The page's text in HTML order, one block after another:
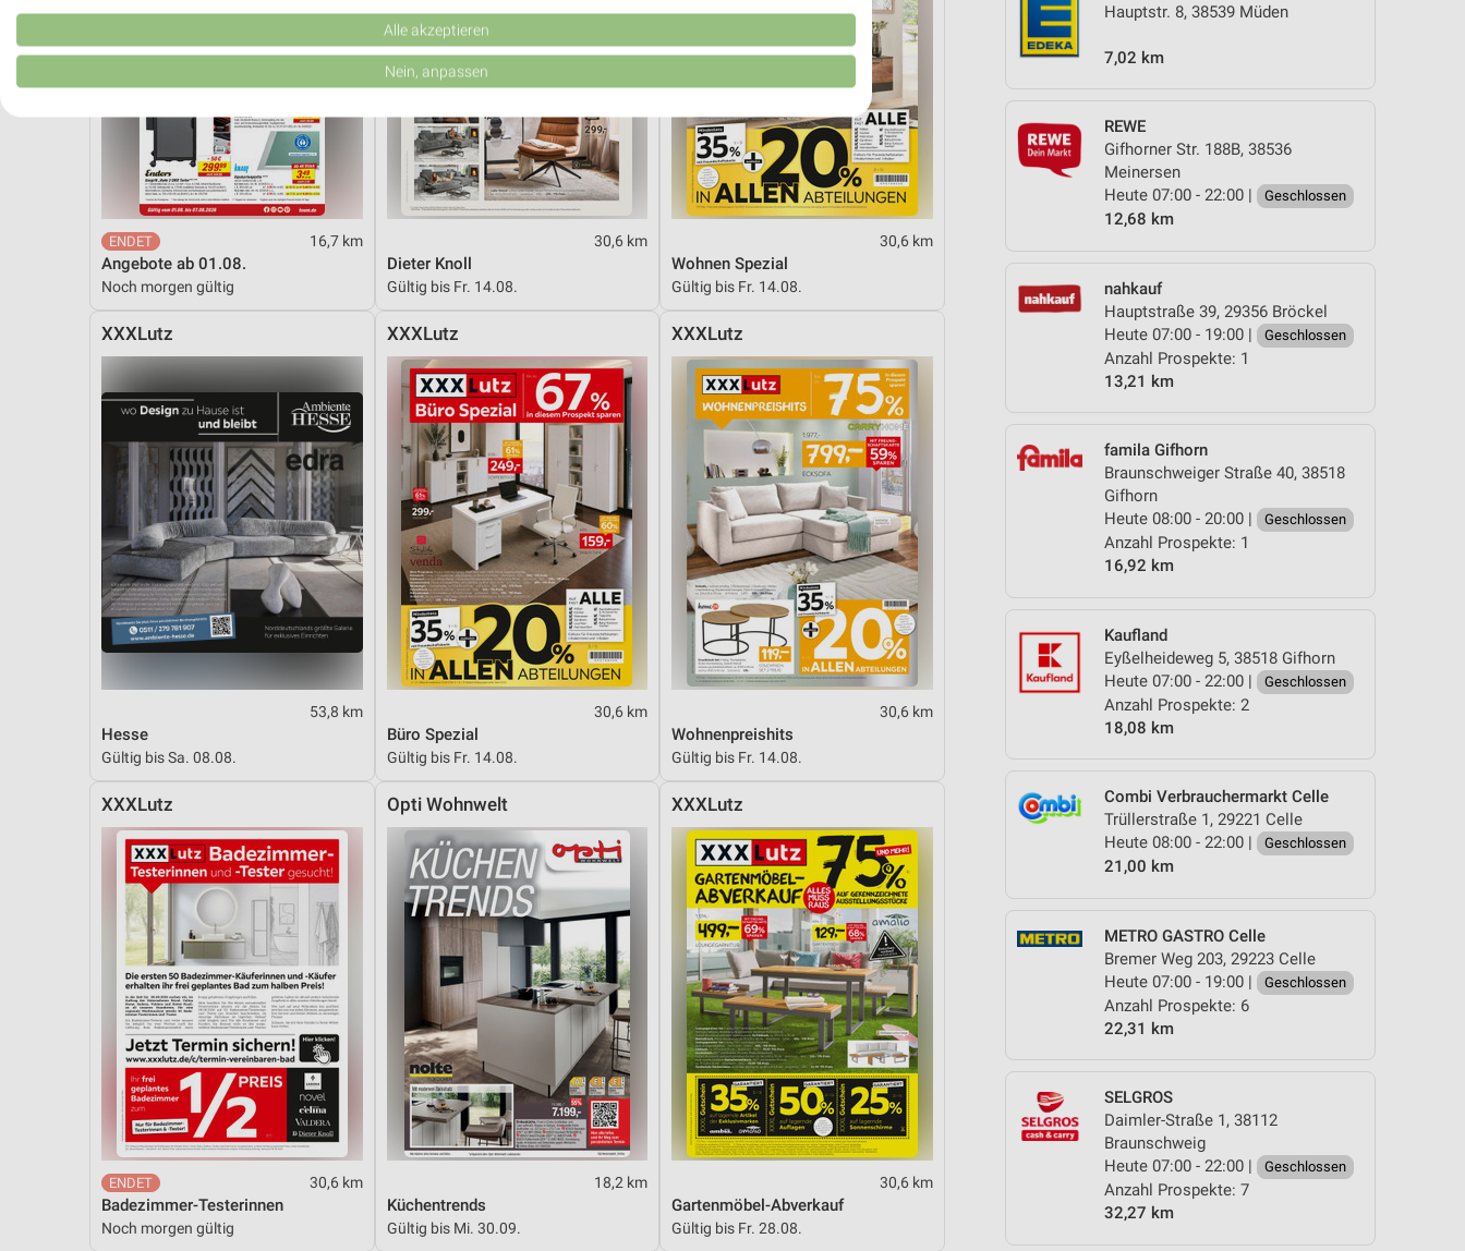
Hauptstr. 8, 38539 Müden
7,02 km
REWE
Gifhorner Str. 188B, 38536
Meinersen
Heute 07:00 - 22:00 |
Geschlossen
12,68 km
nahkauf
Hauptstraße 39, 29356 Bröckel
Heute 07:00 - 19:00 |
Geschlossen
Anzahl Prospekte: 1
13,21 km
famila Gifhorn
Braunschweiger Straße 40, 38518
Gifhorn
Heute 08:00 - 20:00 |
Geschlossen
Anzahl Prospekte: 1
16,92 km
Kaufland
Eyßelheideweg 5, 38518 Gifhorn
Heute 07:00 - 22:00 |
Geschlossen
Anzahl Prospekte: 2
18,08 km
Combi Verbrauchermarkt Celle
Trüllerstraße 1, 29221 Celle
Heute 08:00 - 22:00 |
Geschlossen
21,00 km
METRO GASTRO Celle
Bremer Weg 203, 29223 Celle
Heute 07:00 - 19:00 |
Geschlossen
Anzahl Prospekte: 6
22,31 km
SELGROS
Daimler-Straße 1, 38112
Braunschweig
Heute 07:00 - 22:00 |
Geschlossen
Anzahl Prospekte: 7
32,27 km
16,7 km
Angebote ab 01.08.
Noch morgen gültig
30,6 km
Dieter Knoll
Gültig bis Fr. 14.08.
30,6 km
Wohnen Spezial
Gültig bis Fr. 14.08.
XXXLutz
53,8 km
Hesse
Gültig bis Sa. 08.08.
XXXLutz
30,6 km
Büro Spezial
Gültig bis Fr. 14.08.
XXXLutz
30,6 km
Wohnenpreishits
Gültig bis Fr. 14.08.
XXXLutz
30,6 km
Badezimmer-Testerinnen
Noch morgen gültig
Opti Wohnwelt
18,2 km
Küchentrends
Gültig bis Mi. 30.09.
XXXLutz
30,6 km
Gartenmöbel-Abverkauf
Gültig bis Fr. 28.08.
Verwendung reduzierter Daten zur Auswahl von Werbeanzeigen
Erstellung von Profilen für personalisierte Werbung
Erstellung von Profilen zur Personalisierung von Inhalten
Verwendung von Profilen zur Auswahl personalisierter Inhalte
Messung der Werbeleistung
Messung der Performance von Inhalten
Analyse von Zielgruppen durch Statistiken oder Kombinationen von Daten aus verschiedenen
Entwicklung und Verbesserung der Angebote
Verwendung reduzierter Daten zur Auswahl von Inhalten
IAB-Besonderheiten:
Verwendung genauer Standortdaten
Geräte anhand von aktiv angeforderten Informationen identifizieren
Nicht-IAB-Verarbeitungszwecke:
Alle akzeptieren
Nein, anpassen